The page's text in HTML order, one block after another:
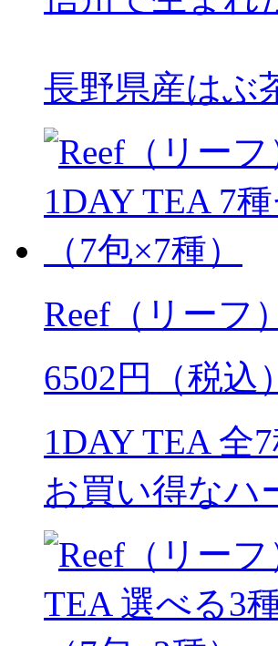
長野県産はぶ
Reef（リーフ
6502円（税込）
1DAY TEA 全
お買い得なハ